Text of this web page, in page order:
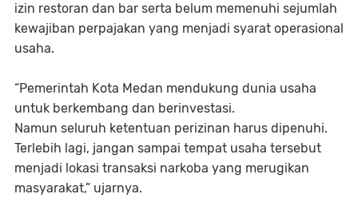
izin restoran dan bar serta belum memenuhi sejumlah
kewajiban perpajakan yang menjadi syarat operasional
usaha.
“Pemerintah Kota Medan mendukung dunia usaha
untuk berkembang dan berinvestasi.
Namun seluruh ketentuan perizinan harus dipenuhi.
Terlebih lagi, jangan sampai tempat usaha tersebut
menjadi lokasi transaksi narkoba yang merugikan
masyarakat,” ujarnya.